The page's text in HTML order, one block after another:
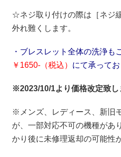
☆ネジ取り付けの際は［ネジ
外れ難くします。
・ブレスレット全体の洗浄も
￥1650-（税込） にて承ってお
※2023/10/1より価格改定致し
※メンズ、レディース、新旧
が、一部対応不可の機種があ
かり後に未修理返却の可能性